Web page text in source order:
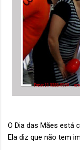
O Dia das Mães está
Ela diz que não tem